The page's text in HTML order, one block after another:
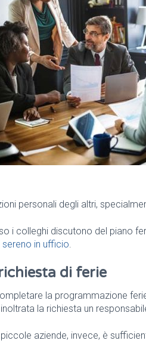
personali degli altri,
i colleghi discutono del piano
sereno in ufficio.
di ferie
la programmazione
la richiesta un
piccole aziende, invece, è